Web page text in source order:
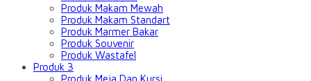
Produk Makam Mewah
Produk Makam Standart
Produk Marmer Bakar
Produk Souvenir
Produk Wastafel
Produk 3
Produk Meja Dan Kursi